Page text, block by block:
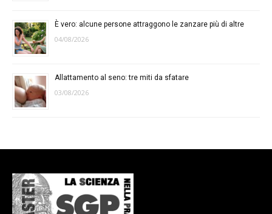
È vero: alcune persone attraggono le zanzare più di altre
04/08/2026
Allattamento al seno: tre miti da sfatare
03/08/2026